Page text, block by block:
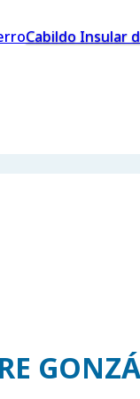
Cabildo Insular